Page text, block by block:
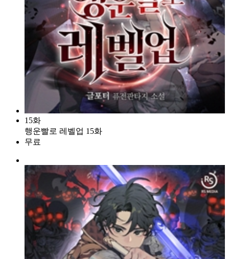
15화
행운빨로 레벨업 15화
무료